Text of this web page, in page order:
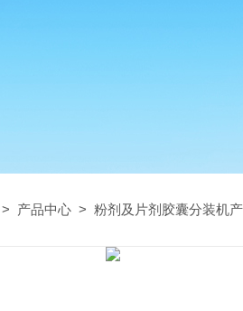
> 产品中心 > 粉剂及片剂胶囊分装机